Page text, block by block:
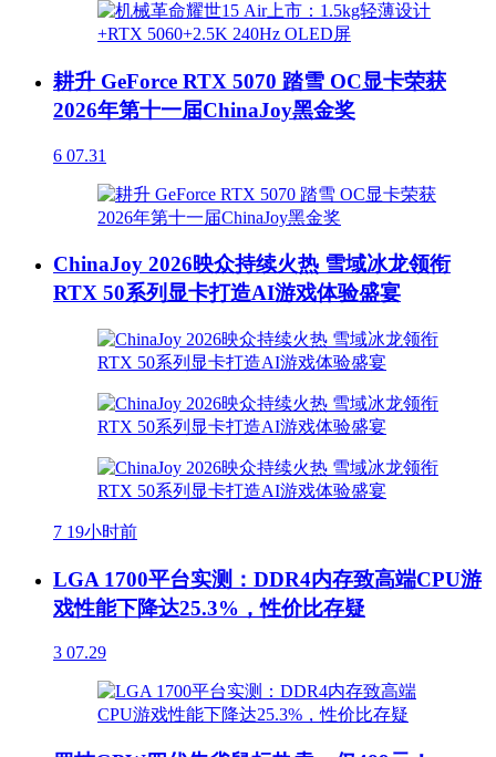
耕升 GeForce RTX 5070 踏雪 OC显卡荣获
2026年第十一届ChinaJoy黑金奖
6 07.31
ChinaJoy 2026映众持续火热 雪域冰龙领衔
RTX 50系列显卡打造AI游戏体验盛宴
7 19小时前
LGA 1700平台实测：DDR4内存致高端CPU游
戏性能下降达25.3%，性价比存疑
3 07.29